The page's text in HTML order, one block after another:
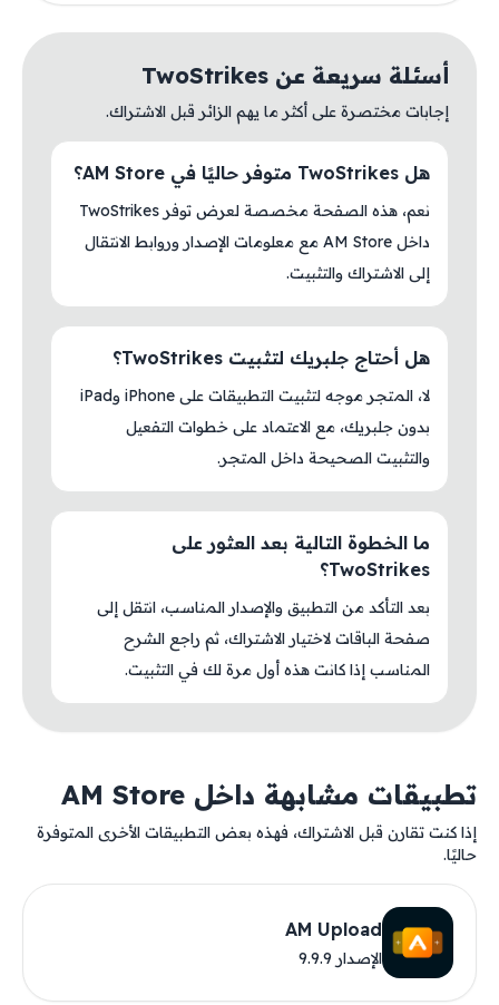
أسئلة سريعة عن TwoStrikes
إجابات مختصرة على أكثر ما يهم الزائر قبل الاشتراك.
هل TwoStrikes متوفر حاليًا في AM Store؟
نعم، هذه الصفحة مخصصة لعرض توفر TwoStrikes
داخل AM Store مع معلومات الإصدار وروابط الانتقال
إلى الاشتراك والتثبيت.
هل أحتاج جلبريك لتثبيت TwoStrikes؟
لا، المتجر موجه لتثبيت التطبيقات على iPhone وiPad
بدون جلبريك، مع الاعتماد على خطوات التفعيل
والتثبيت الصحيحة داخل المتجر.
ما الخطوة التالية بعد العثور على
TwoStrikes؟
بعد التأكد من التطبيق والإصدار المناسب، انتقل إلى
صفحة الباقات لاختيار الاشتراك، ثم راجع الشرح
المناسب إذا كانت هذه أول مرة لك في التثبيت.
تطبيقات مشابهة داخل AM Store
إذا كنت تقارن قبل الاشتراك، فهذه بعض التطبيقات الأخرى المتوفرة
حاليًا.
AM Upload
الإصدار 9.9.9